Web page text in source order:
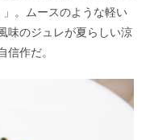
。 ムースのような軽い
味のジュレが夏らしい涼
作だ。